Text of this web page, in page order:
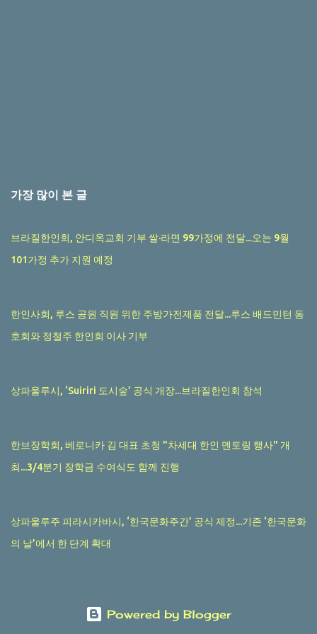
가장 많이 본 글
브라질한인회, 안디옥교회 기부 쌀·라면 99가정에 전달...오는 9월
101가정 추가 지원 예정
한인사회, 루스 공원 직원 위한 주방가전제품 전달...루스 배드민턴 동
호회와 정철주 한인회 이사 기부
상파울루시, ‘Suiriri 도시숲’ 공식 개장...브라질한인회 참석
한브장학회, 베로니카 김 대표 초청 "차세대 한인 멘토링 행사" 개
최...3/4분기 장학금 수여식도 함께 진행
상파울루주 피라시카바시, ‘한국문화주간’ 공식 제정...기존 ‘한국문화
의 날’에서 한 단계 확대
Powered by Blogger